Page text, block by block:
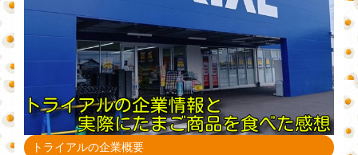
トライアルの企業概要